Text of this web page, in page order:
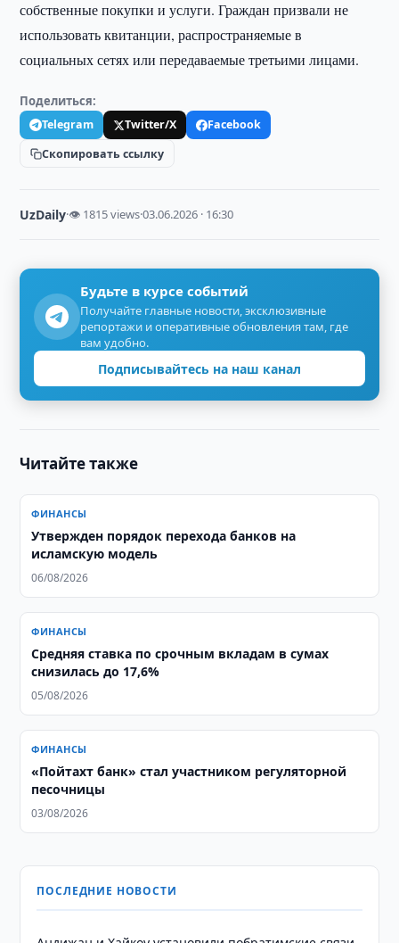
собственные покупки и услуги. Граждан призвали не
использовать квитанции, распространяемые в
социальных сетях или передаваемые третьими лицами.
Поделиться:
Telegram Twitter/X
Facebook
Скопировать ссылку
UzDaily·👁 1815 views·03.06.2026 · 16:30
Будьте в курсе событий
Получайте главные новости, эксклюзивные
репортажи и оперативные обновления там, где
вам удобно.
Подписывайтесь на наш канал
Читайте также
ФИНАНСЫ
Утвержден порядок перехода банков на
исламскую модель
06/08/2026
ФИНАНСЫ
Средняя ставка по срочным вкладам в сумах
снизилась до 17,6%
05/08/2026
ФИНАНСЫ
«Пойтахт банк» стал участником регуляторной
песочницы
03/08/2026
ПОСЛЕДНИЕ НОВОСТИ